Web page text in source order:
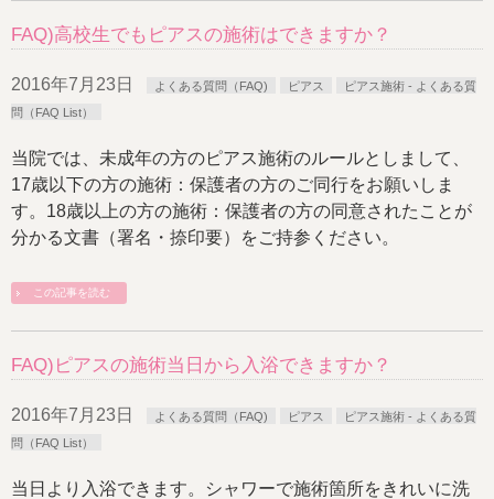
FAQ)高校生でもピアスの施術はできますか？
2016年7月23日 よくある質問（FAQ) ピアス
ピアス施術 - よくある質
問（FAQ List）
当院では、未成年の方のピアス施術のルールとしまして、
17歳以下の方の施術：保護者の方のご同行をお願いしま
す。18歳以上の方の施術：保護者の方の同意されたことが
分かる文書（署名・捺印要）をご持参ください。
この記事を読む
FAQ)ピアスの施術当日から入浴できますか？
2016年7月23日 よくある質問（FAQ) ピアス
ピアス施術 - よくある質
問（FAQ List）
当日より入浴できます。シャワーで施術箇所をきれいに洗